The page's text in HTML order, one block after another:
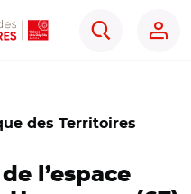
Rechercher
des Territoires
l’espace